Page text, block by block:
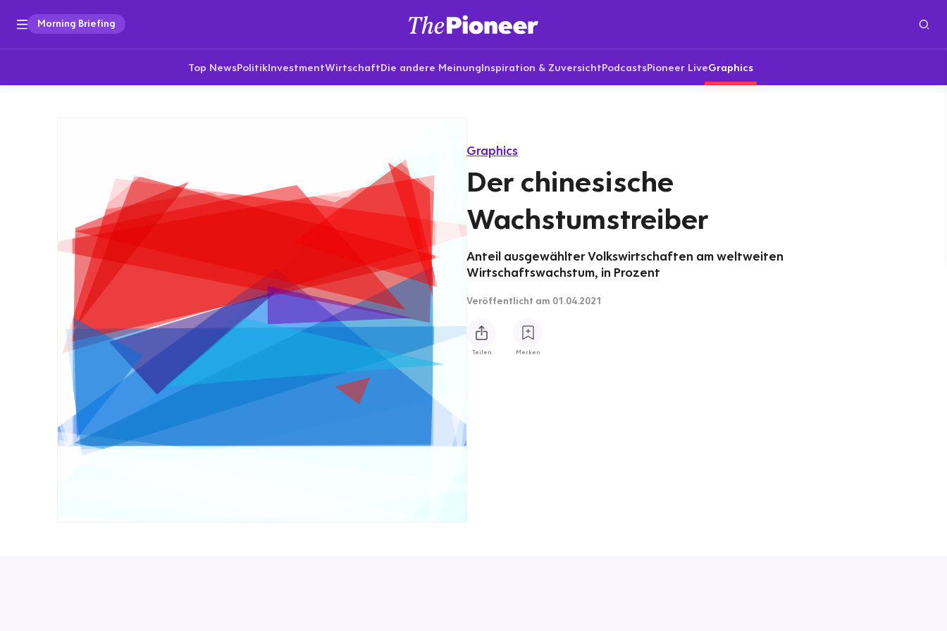
Morning Briefing
Top NewsPolitikInvestmentWirtschaftDie andere MeinungInspiration & ZuversichtPodcastsPioneer LiveGraphics
Graphics
Der chinesische
Wachstumstreiber
Anteil ausgewählter Volkswirtschaften am weltweiten
Wirtschaftswachstum, in Prozent
Veröffentlicht am 01.04.2021
Teilen Merken